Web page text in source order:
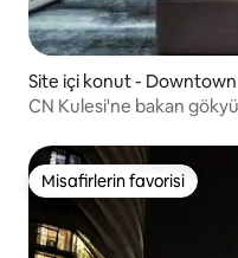
Site içi konut -
CN Kulesi'ne bakan
Misafirlerin favorisi
Misafirlerin favorisi